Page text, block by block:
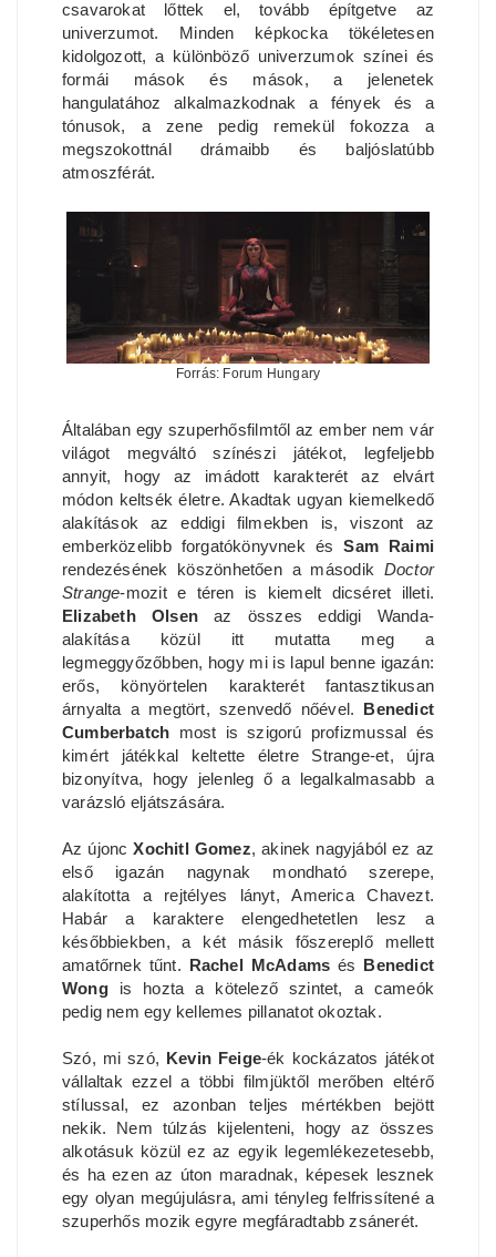
csavarokat lőttek el, tovább építgetve az
univerzumot. Minden képkocka tökéletesen
kidolgozott, a különböző univerzumok színei és
formái mások és mások, a jelenetek
hangulatához alkalmazkodnak a fények és a
tónusok, a zene pedig remekül fokozza a
megszokottnál drámaibb és baljóslatúbb
atmoszférát.
Forrás: Forum Hungary
Általában egy szuperhősfilmtől az ember nem vár
világot megváltó színészi játékot, legfeljebb
annyit, hogy az imádott karakterét az elvárt
módon keltsék életre. Akadtak ugyan kiemelkedő
alakítások az eddigi filmekben is, viszont az
emberközelibb forgatókönyvnek ésSam Raimi
rendezésének köszönhetően a második Doctor
Strange-mozit e téren is kiemelt dicséret illeti.
Elizabeth Olsen az összes eddigi Wanda-
alakítása közül itt mutatta meg a
legmeggyőzőbben, hogy mi is lapul benne igazán:
erős, könyörtelen karakterét fantasztikusan
árnyalta a megtört, szenvedő nőével. Benedict
Cumberbatch most is szigorú profizmussal és
kimért játékkal keltette életre Strange-et, újra
bizonyítva, hogy jelenleg ő a legalkalmasabb a
varázsló eljátszására.
Az újoncXochitl Gomez, akinek nagyjából ez az
első igazán nagynak mondható szerepe,
alakította a rejtélyes lányt, America Chavezt.
Habár a karaktere elengedhetetlen lesz a
későbbiekben, a két másik főszereplő mellett
amatőrnek tűnt. Rachel McAdamsés Benedict
Wongis hozta a kötelező szintet, a cameók
pedig nem egy kellemes pillanatot okoztak.
Szó, mi szó, Kevin Feige-ék kockázatos játékot
vállaltak ezzel a többi filmjüktől merőben eltérő
stílussal, ez azonban teljes mértékben bejött
nekik. Nem túlzás kijelenteni, hogy az összes
alkotásuk közül ez az egyik legemlékezetesebb,
és ha ezen az úton maradnak, képesek lesznek
egy olyan megújulásra, ami tényleg felfrissítené a
szuperhős mozik egyre megfáradtabb zsánerét.